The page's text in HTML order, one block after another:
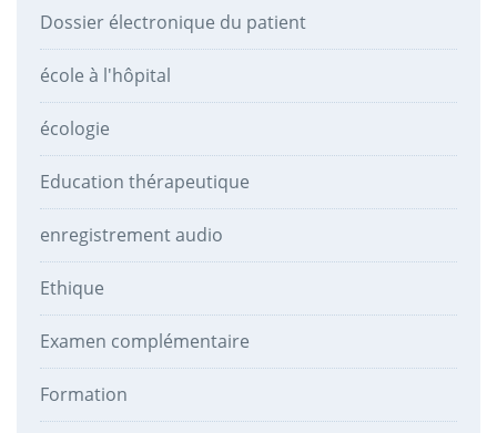
Dossier électronique du patient
école à l'hôpital
écologie
Education thérapeutique
enregistrement audio
Ethique
Examen complémentaire
Formation